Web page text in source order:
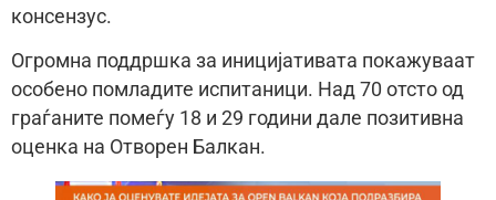
консензус.
Огромна поддршка за иницијативата покажуваат
особено помладите испитаници. Над 70 отсто од
граѓаните помеѓу 18 и 29 години дале позитивна
оценка на Отворен Балкан.